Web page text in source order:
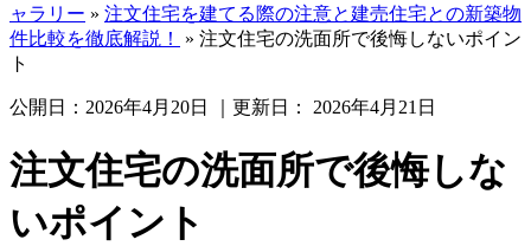
ャラリー » 注文住宅を建てる際の注意と建売住宅との新築物
件比較を徹底解説！
» 注文住宅の洗面所で後悔しないポイン
ト
公開日： 2026年4月20日 ｜更新日： 2026年4月21日
注文住宅の洗面所で後悔しな
いポイント